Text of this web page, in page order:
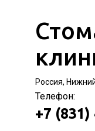
Россия,
Телефон:
+7 (831)